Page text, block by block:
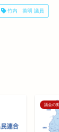
竹内 英明 議員
議会の